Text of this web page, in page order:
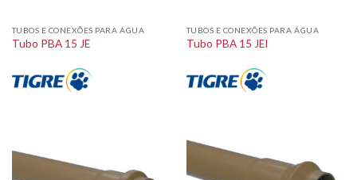
TUBOS E CONEXÕES PARA ÁGUA
Tubo PBA 15 JE
TUBOS E CONEXÕES PARA ÁGUA
Tubo PBA 15 JEI